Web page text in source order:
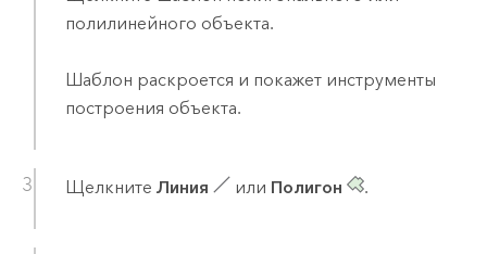
полилинейного объекта.
Шаблон раскроется и покажет инструменты
построения объекта.
Щелкните Линия или Полигон .